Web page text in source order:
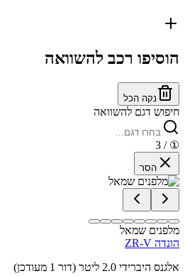
הוסיפו רכב להשוואה
נקה הכל
חיפוש דגם להשוואה
①
/ 3
הסר
מלפנים שמאל
הונדה ZR-V
אלגנס היברידי 2.0 ליטר (דור 1 מעודכן)